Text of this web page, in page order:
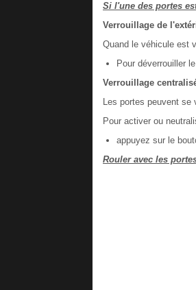
Si l'une des portes
Verrouillage de
Quand le véhicule est
Pour déverrouiller
Verrouillage
Les portes peuvent se
Pour activer ou
appuyez sur le
Rouler avec les